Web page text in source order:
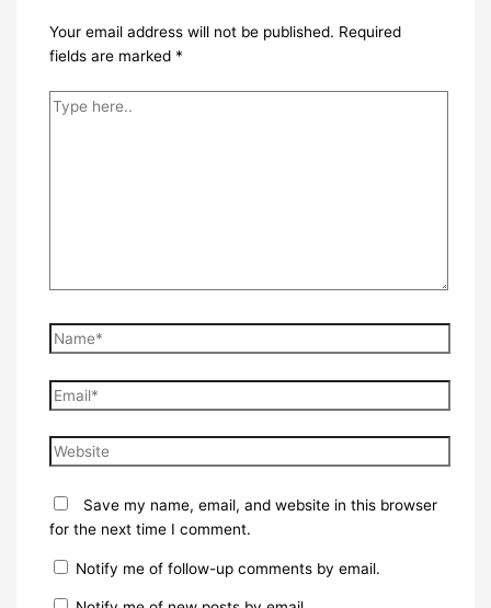
Your email address will not be published. Required
fields are marked *
Type
Name*
Email*
Website
Save my name, email, and website in this browser
for the next time I comment.
Notify me of follow-up comments by email.